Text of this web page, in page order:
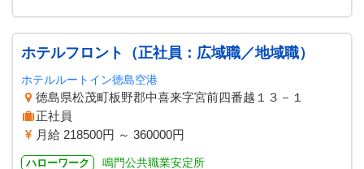
ホテルフロント（正社員：広域職／地域職）
ホテルルートイン徳島空港
徳島県松茂町板野郡中喜来字宮前四番越１３－１
正社員
月給 218500円 ～ 360000円
ハローワーク 鳴門公共職業安定所